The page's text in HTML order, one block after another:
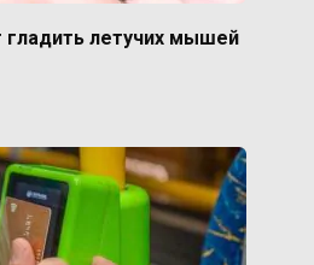
гладить летучих мышей